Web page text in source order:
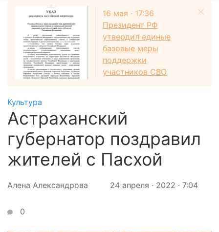
16 мая · 17:36
Президент РФ
утвердил единые
базовые меры
поддержки
участников СВО
Культура
Астраханский
губернатор поздравил
жителей с Пасхой
Алена Александрова 24 апреля · 2022 · 7:04
0